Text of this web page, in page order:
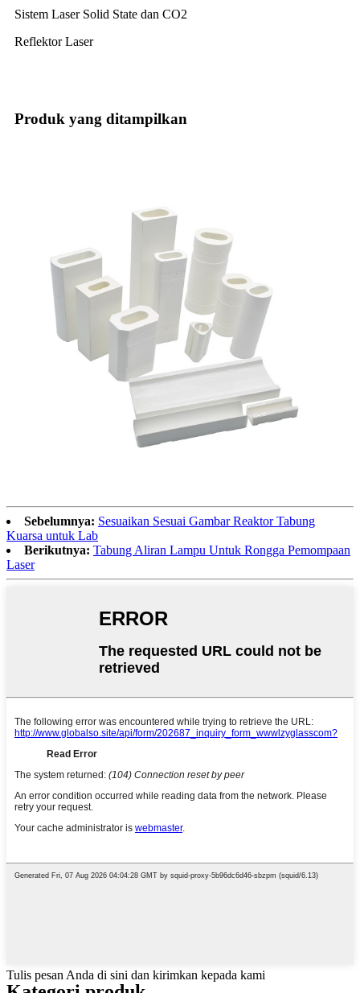
Sistem Laser Solid State dan CO2
Reflektor Laser
Produk yang ditampilkan
Sebelumnya: Sesuaikan Sesuai Gambar Reaktor Tabung
Kuarsa untuk Lab
Berikutnya: Tabung Aliran Lampu Untuk Rongga Pemompaan
Laser
Tulis pesan Anda di sini dan kirimkan kepada kami